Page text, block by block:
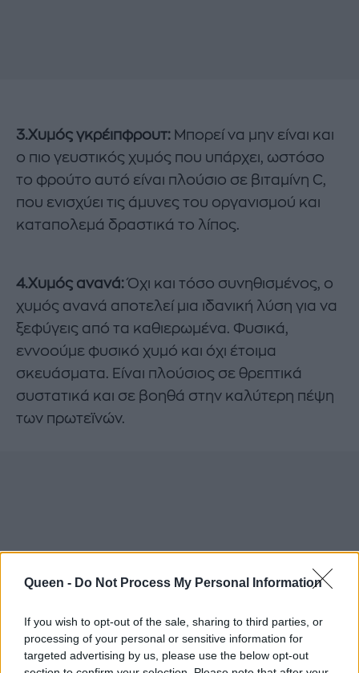
Queen - Do Not Process My Personal Information
If you wish to opt-out of the sale, sharing to third parties, or
processing of your personal or sensitive information for
targeted advertising by us, please use the below opt-out
3.Χυμός γκρέιπφρουτ: Μπορεί να μην είναι και
ο πιο γευστικός χυμός που υπάρχει, ωστόσο
το φρούτο αυτό είναι πλούσιο σε βιταμίνη C,
που ενισχύει τις άμυνες του οργανισμού και
καταπολεμά δραστικά το λίπος.
4.Χυμός ανανά:Όχι και τόσο συνηθισμένος, ο
χυμός ανανά αποτελεί μια ιδανική λύση για να
ξεφύγεις από τα καθιερωμένα. Φυσικά,
εννοούμε φυσικό χυμό και όχι έτοιμα
σκευάσματα. Είναι πλούσιος σε θρεπτικά
συστατικά και σε βοηθά στην καλύτερη πέψη
των πρωτεϊνών.